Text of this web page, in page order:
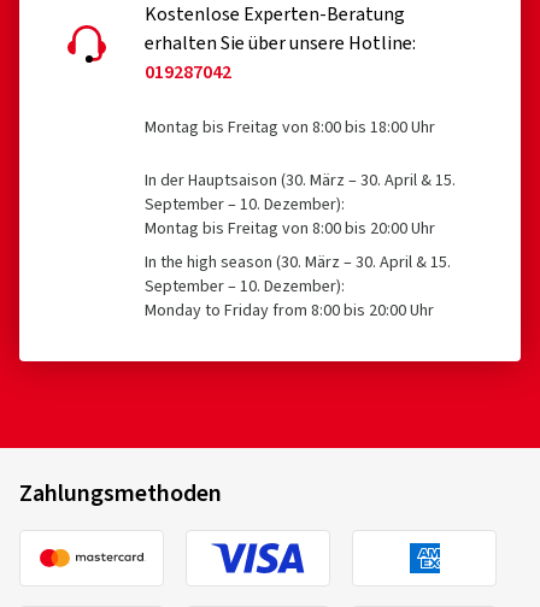
Kostenlose Experten-Beratung
erhalten Sie über unsere Hotline:
019287042
Montag bis Freitag von 8:00 bis 18:00 Uhr
In der Hauptsaison (30. März – 30. April & 15.
September – 10. Dezember):
Montag bis Freitag von 8:00 bis 20:00 Uhr
In the high season (30. März – 30. April & 15.
September – 10. Dezember):
Monday to Friday from 8:00 bis 20:00 Uhr
Zahlungsmethoden